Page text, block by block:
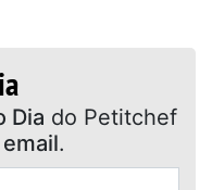
Dia do Petitchef
.